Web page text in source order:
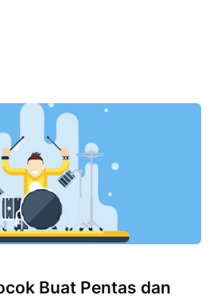
Buat Pentas dan